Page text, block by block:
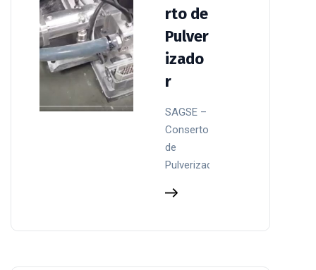
rto de
Pulver
izado
r
SAGSE –
Conserto
de
Pulverizador